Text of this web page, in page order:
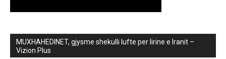
MUXHAHEDINET, gjysme shekulli lufte per lirine e Iranit –
Vizion Plus